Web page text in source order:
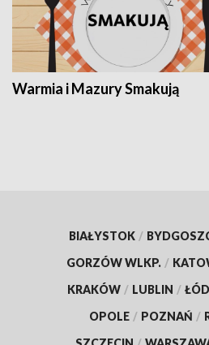
Warmia i Mazury Smakują
BIAŁYSTOK /
GORZÓW WLKP. /
KRAKÓW / LUBLIN /
OPOLE / POZNAŃ /